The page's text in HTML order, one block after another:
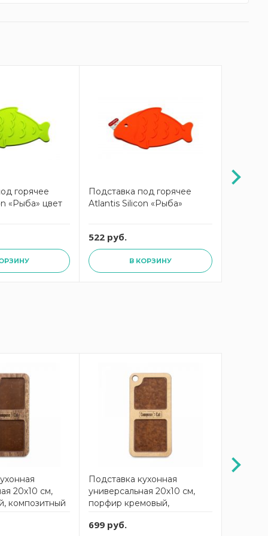
горячее
«Рыба» цвет
Подставка под горячее
Atlantis Silicon «Рыба»
522 руб.
В КОРЗИНУ
20х10 см,
композитный
Подставка кухонная
универсальная 20х10 см,
порфир кремовый,
ProFashion ComposeEat
699 руб.